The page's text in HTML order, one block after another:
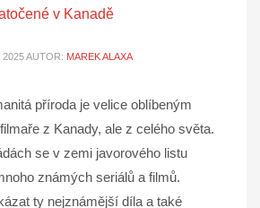
v Kanadě
2025AUTOR: MAREK ALAXA
příroda je velice oblíbeným
z Kanady, ale z celého světa.
se v zemi javorového listu
známých seriálů a filmů.
ty nejznámější díla a také